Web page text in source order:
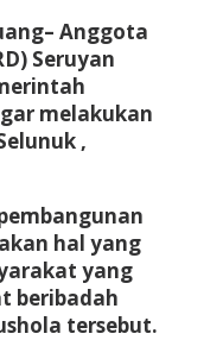
Anggota
Seruyan
melakukan
,
hal yang
yang
beribadah
tersebut.